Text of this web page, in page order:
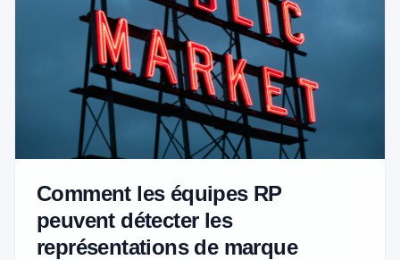
Comment les équipes RP
peuvent détecter les
représentations de marque